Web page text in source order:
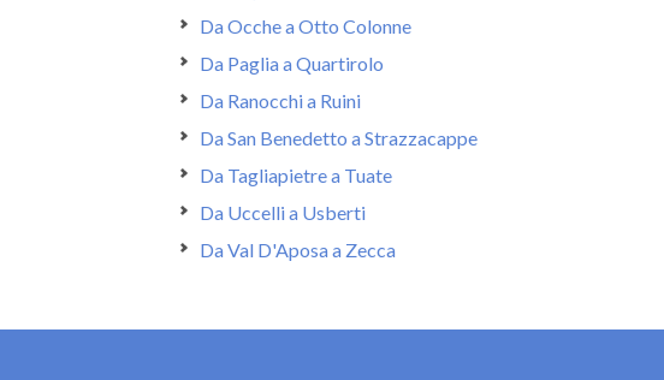
Da Ocche a Otto Colonne
Da Paglia a Quartirolo
Da Ranocchi a Ruini
Da San Benedetto a Strazzacappe
Da Tagliapietre a Tuate
Da Uccelli a Usberti
Da Val D'Aposa a Zecca